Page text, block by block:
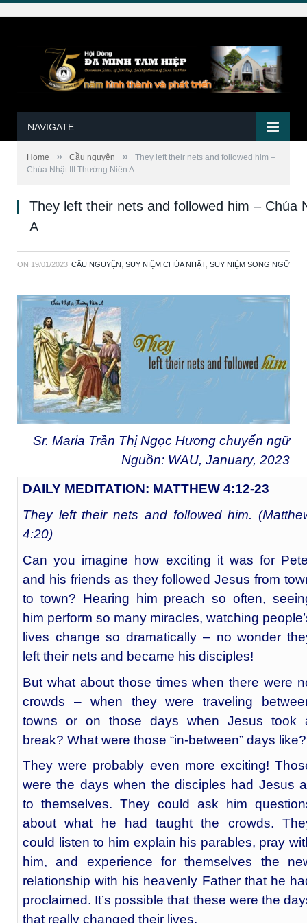
NAVIGATE
Home » Cầu nguyện »
They left their nets and followed him –
Chúa Nhật III Thường Niên A
They left their nets and followed him – Chúa
A
ON 19/01/2023 CẦU NGUYỆN SUY NIỆM CHÚA NHẬT, SUY NIỆM SONG NGỮ
Sr. Maria Trần Thị Ngọc Hương chuyển ngữ
Nguồn: WAU, January, 2023
DAILY MEDITATION: MATTHEW 4:12-23
They left their nets and followed him.
4:20)
Can you imagine how exciting it was for
and his friends as they followed Jesus from
to town? Hearing him preach so often,
him perform so many miracles, watching
lives change so dramatically – no wonder
left their nets and became his disciples!
But what about those times when there were
crowds – when they were traveling
towns or on those days when Jesus took
break? What were those “in-between” days like?
They were probably even more exciting!
were the days when the disciples had Jesus
to themselves. They could ask him
about what he had taught the crowds.
could listen to him explain his parables, pray
him, and experience for themselves the
relationship with his heavenly Father that he
proclaimed. It’s possible that these were the
that really changed their lives.